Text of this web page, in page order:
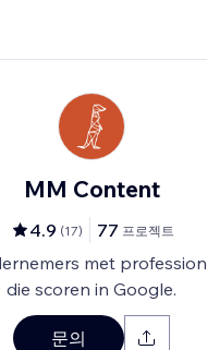
MM Content
4.9 (17) 77 프로젝트
met
die scoren in Google.
문의